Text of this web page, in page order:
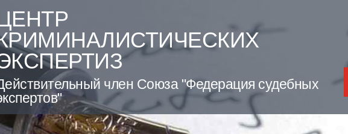
член Союза "Федерация судебных